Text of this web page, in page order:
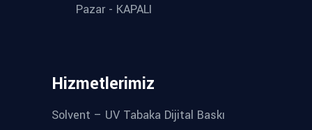
Pazar - KAPALI
Hizmetlerimiz
Solvent – UV Tabaka Dijital Baskı